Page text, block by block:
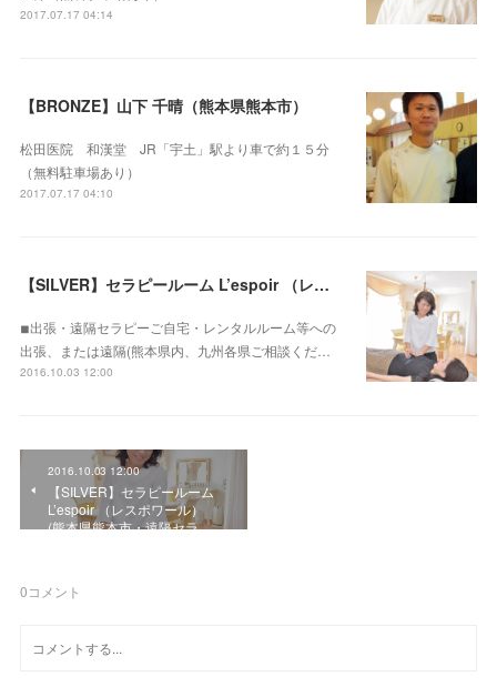
2017.07.17 04:14
【BRONZE】山下 千晴（熊本県熊本市）
松田医院 和漢堂 JR「宇土」駅より車で約１５分
（無料駐車場あり）
2017.07.17 04:10
【SILVER】セラピールーム L’espoir （レスポワール） (熊本県熊本市・遠隔セラピー可能)
◾︎出張・遠隔セラピーご自宅・レンタルルーム等への
出張、または遠隔(熊本県内、九州各県ご相談くだ…
2016.10.03 12:00
2016.10.03 12:00
【SILVER】セラピールーム
L’espoir （レスポワール）
(熊本県熊本市・遠隔セラ…
0コメント